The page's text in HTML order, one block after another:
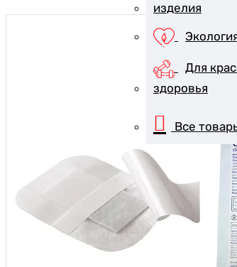
изделия
Для
здоровья
Все